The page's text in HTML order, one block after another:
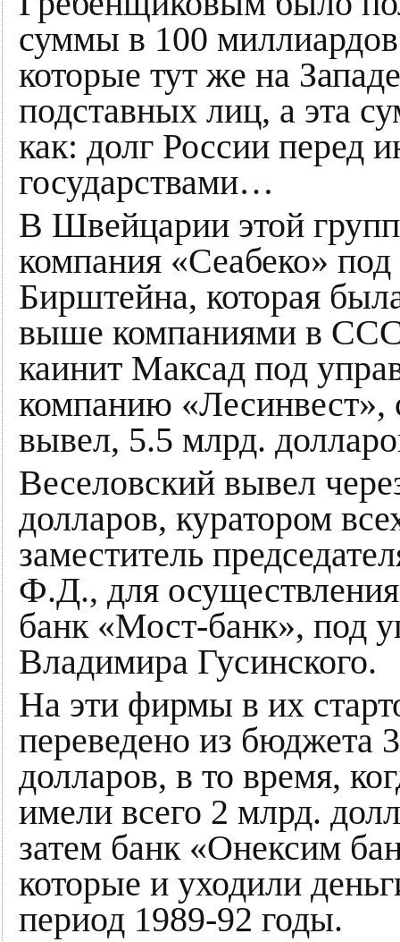
суммы в 100
которые тут же на
подставных лиц, а эта
как: долг России перед
государствами…
В Швейцарии этой
компания «Сеабеко»
Бирштейна, которая
выше компаниями в
каинит Максад под
компанию «Лесинвест»,
вывел, 5.5 млрд.
Веселовский вывел
долларов, куратором
заместитель
Ф.Д., для
банк «Мост-банк», под
Владимира Гусинского.
На эти фирмы в их
переведено из бюджета
долларов, в то время,
имели всего 2 млрд.
затем банк «Онексим
которые и уходили
период 1989-92 годы.